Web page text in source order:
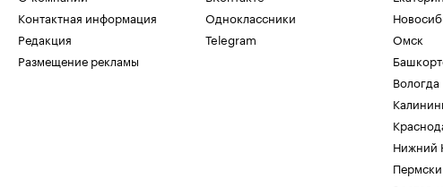
Контактная информация
Редакция
Размещение рекламы
Одноклассники
Telegram
Омск
Вологда
Нижний